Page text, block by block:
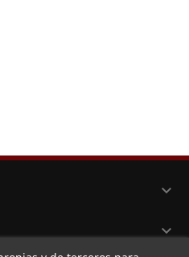
keyboard_arrow_down
keyboard_arrow_down